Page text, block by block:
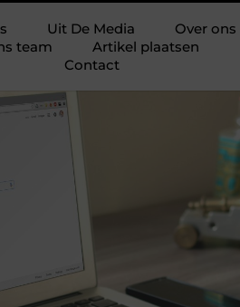
Uit De Media
Over ons
team
Artikel plaatsen
Contact